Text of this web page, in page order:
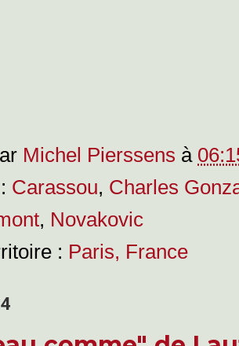
Michel Pierssens à
Carassou, Charles
, Novakovic
: Paris, France